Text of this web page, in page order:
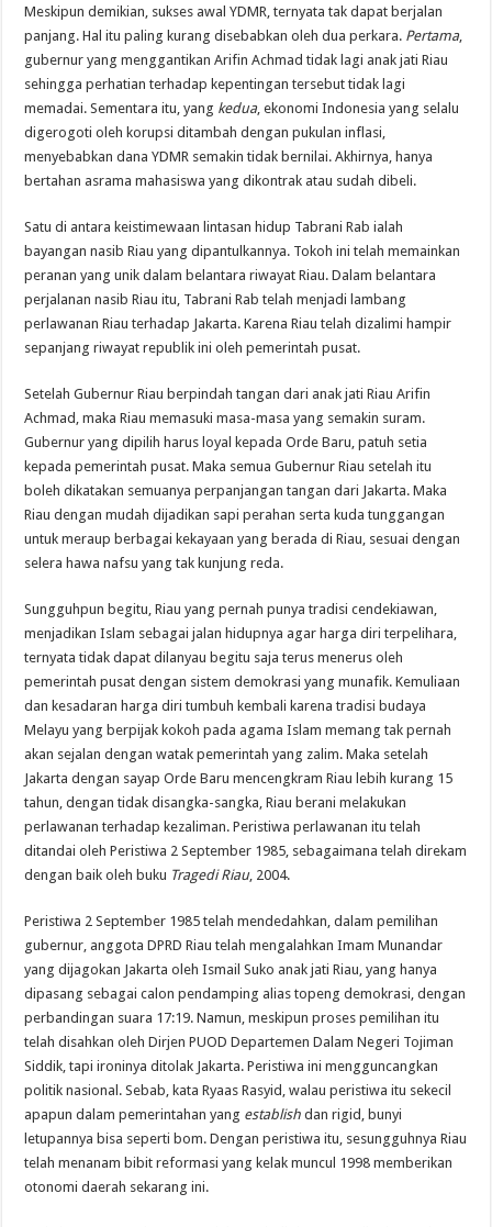
Meskipun demikian, sukses awal YDMR, ternyata tak dapat berjalan
panjang. Hal itu paling kurang disebabkan oleh dua perkara. Pertama,
gubernur yang menggantikan Arifin Achmad tidak lagi anak jati Riau
sehingga perhatian terhadap kepentingan tersebut tidak lagi
memadai. Sementara itu, yang kedua, ekonomi Indonesia yang selalu
digerogoti oleh korupsi ditambah dengan pukulan inflasi,
menyebabkan dana YDMR semakin tidak bernilai. Akhirnya, hanya
bertahan asrama mahasiswa yang dikontrak atau sudah dibeli.
Satu di antara keistimewaan lintasan hidup Tabrani Rab ialah
bayangan nasib Riau yang dipantulkannya. Tokoh ini telah memainkan
peranan yang unik dalam belantara riwayat Riau. Dalam belantara
perjalanan nasib Riau itu, Tabrani Rab telah menjadi lambang
perlawanan Riau terhadap Jakarta. Karena Riau telah dizalimi hampir
sepanjang riwayat republik ini oleh pemerintah pusat.
Setelah Gubernur Riau berpindah tangan dari anak jati Riau Arifin
Achmad, maka Riau memasuki masa-masa yang semakin suram.
Gubernur yang dipilih harus loyal kepada Orde Baru, patuh setia
kepada pemerintah pusat. Maka semua Gubernur Riau setelah itu
boleh dikatakan semuanya perpanjangan tangan dari Jakarta. Maka
Riau dengan mudah dijadikan sapi perahan serta kuda tunggangan
untuk meraup berbagai kekayaan yang berada di Riau, sesuai dengan
selera hawa nafsu yang tak kunjung reda.
Sungguhpun begitu, Riau yang pernah punya tradisi cendekiawan,
menjadikan Islam sebagai jalan hidupnya agar harga diri terpelihara,
ternyata tidak dapat dilanyau begitu saja terus menerus oleh
pemerintah pusat dengan sistem demokrasi yang munafik. Kemuliaan
dan kesadaran harga diri tumbuh kembali karena tradisi budaya
Melayu yang berpijak kokoh pada agama Islam memang tak pernah
akan sejalan dengan watak pemerintah yang zalim. Maka setelah
Jakarta dengan sayap Orde Baru mencengkram Riau lebih kurang 15
tahun, dengan tidak disangka-sangka, Riau berani melakukan
perlawanan terhadap kezaliman. Peristiwa perlawanan itu telah
ditandai oleh Peristiwa 2 September 1985, sebagaimana telah direkam
dengan baik oleh buku Tragedi Riau, 2004.
Peristiwa 2 September 1985 telah mendedahkan, dalam pemilihan
gubernur, anggota DPRD Riau telah mengalahkan Imam Munandar
yang dijagokan Jakarta oleh Ismail Suko anak jati Riau, yang hanya
dipasang sebagai calon pendamping alias topeng demokrasi, dengan
perbandingan suara 17:19. Namun, meskipun proses pemilihan itu
telah disahkan oleh Dirjen PUOD Departemen Dalam Negeri Tojiman
Siddik, tapi ironinya ditolak Jakarta. Peristiwa ini mengguncangkan
politik nasional. Sebab, kata Ryaas Rasyid, walau peristiwa itu sekecil
apapun dalam pemerintahan yang establish dan rigid, bunyi
letupannya bisa seperti bom. Dengan peristiwa itu, sesungguhnya Riau
telah menanam bibit reformasi yang kelak muncul 1998 memberikan
otonomi daerah sekarang ini.